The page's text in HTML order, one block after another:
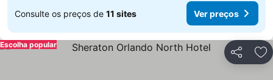
Consulte os preços de 11 sites Ver preços
Partilhar
Escolha popular